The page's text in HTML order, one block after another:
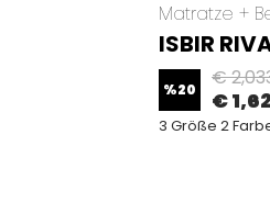
Matratze +
ISBIR
%20 €
€
3 Größe 2